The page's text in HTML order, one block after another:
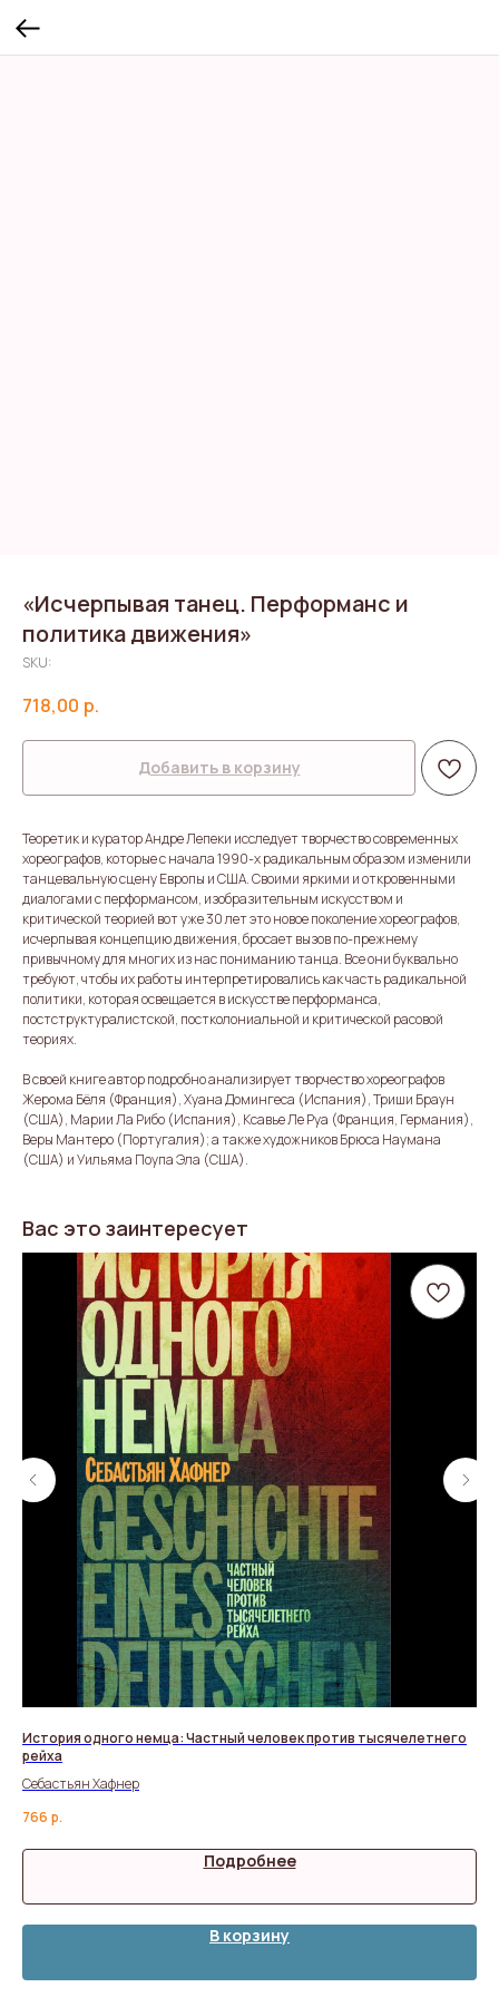
«Исчерпывая танец. Перформанс и
политика движения»
SKU:
718,00 р.
Добавить в корзину
Теоретик и куратор Андре Лепеки исследует творчество современных
хореографов, которые с начала 1990-х радикальным образом изменили
танцевальную сцену Европы и США. Своими яркими и откровенными
диалогами с перформансом, изобразительным искусством и
критической теорией вот уже 30 лет это новое поколение хореографов,
исчерпывая концепцию движения, бросает вызов по-прежнему
привычному для многих из нас пониманию танца. Все они буквально
требуют, чтобы их работы интерпретировались как часть радикальной
политики, которая освещается в искусстве перформанса,
постструктуралистской, постколониальной и критической расовой
теориях.
В своей книге автор подробно анализирует творчество хореографов
Жерома Бёля (Франция), Хуана Домингеса (Испания), Триши Браун
(США), Марии Ла Рибо (Испания), Ксавье Ле Руа (Франция, Германия),
Веры Мантеро (Португалия); а также художников Брюса Наумана
(США) и Уильяма Поупа Эла (США).
Вас это заинтересует
История одного немца: Частный человек против тысячелетнего
рейха
Себастьян Хафнер
766 р.
Подробнее
В корзину